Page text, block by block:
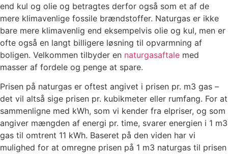
end kul og olie og betragtes derfor også som et af de
mere klimavenlige fossile brændstoffer. Naturgas er ikke
bare mere klimavenlig end eksempelvis olie og kul, men er
ofte også en langt billigere løsning til opvarmning af
boligen. Velkommen tilbyder en naturgasaftale med
masser af fordele og penge at spare.
Prisen på naturgas er oftest angivet i prisen pr. m3 gas –
det vil altså sige prisen pr. kubikmeter eller rumfang. For at
sammenligne med kWh, som vi kender fra elpriser, og som
angiver mængden af energi pr. time, svarer energien i 1 m3
gas til omtrent 11 kWh. Baseret på den viden har vi
mulighed for at omregne prisen på 1 m3 naturgas til prisen